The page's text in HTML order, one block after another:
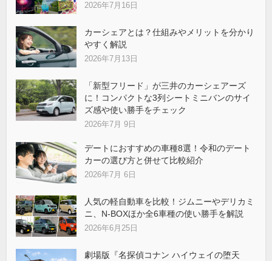
2026年7月16日
カーシェアとは？仕組みやメリットを分かり
やすく解説
2026年7月13日
「新型フリード」が三井のカーシェアーズ
に！コンパクトな3列シートミニバンのサイ
ズ感や使い勝手をチェック
2026年7月 9日
デートにおすすめの車種8選！令和のデート
カーの選び方と併せて比較紹介
2026年7月 6日
人気の軽自動車を比較！ジムニーやデリカミ
ニ、N-BOXほか全6車種の使い勝手を解説
2026年6月25日
劇場版『名探偵コナン ハイウェイの堕天